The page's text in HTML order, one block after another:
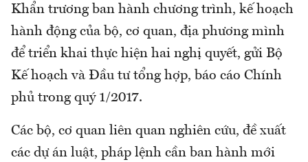
Khẩn trương ban hành chương trình, kế hoạch
hành động của bộ, cơ quan, địa phương mình
để triển khai thực hiện hai nghị quyết, gửi Bộ
Kế hoạch và Đầu tư tổng hợp, báo cáo Chính
phủ trong quý 1/2017.
Các bộ, cơ quan liên quan nghiên cứu, đề xuất
các dự án luật, pháp lệnh cần ban hành mới